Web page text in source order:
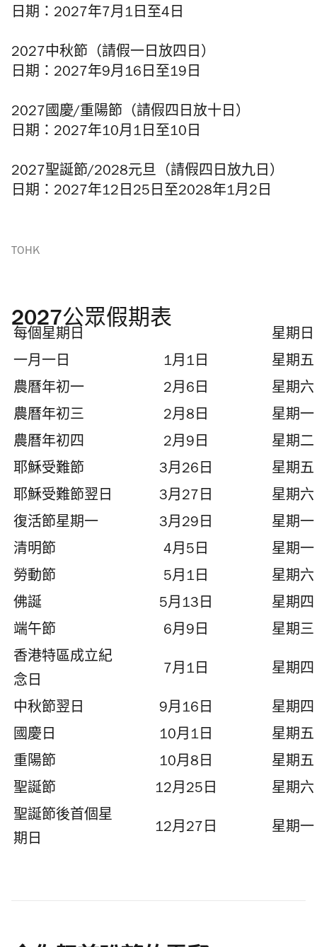
日期：2027年7月1日至4日
2027中秋節（請假一日放四日）
日期：2027年9月16日至19日
2027國慶/重陽節（請假四日放十日）
日期：2027年10月1日至10日
2027聖誕節/2028元旦（請假四日放九日）
日期：2027年12日25日至2028年1月2日
TOHK
2027公眾假期表
每個星期日
星期日
一月一日
1月1日
星期五
農曆年初一
2月6日
星期六
農曆年初三
2月8日
星期一
農曆年初四
2月9日
星期二
耶穌受難節
3月26日
星期五
耶穌受難節翌日
3月27日
星期六
復活節星期一
3月29日
星期一
清明節
4月5日
星期一
勞動節
5月1日
星期六
佛誕
5月13日
星期四
端午節
6月9日
星期三
香港特區成立紀
念日
7月1日 星期四
中秋節翌日 9月16日
星期四
國慶日
10月1日
星期五
重陽節
10月8日
星期五
聖誕節
12月25日
星期六
聖誕節後首個星
期日
12月27日 星期一